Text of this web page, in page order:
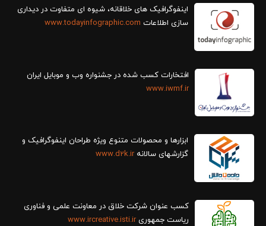
سازی اطلاعات www.todayinfographic.com
افتخارات کسب شده در جشنواره وب و موبایل ایران
www.iwmf.ir
ابزارها و محصولات متنوع ویژه طراحان اینفوگرافیک و
گزارش‎های سالانه
www.d2k.ir
کسب عنوان شرکت خلاق در معاونت علمی و فناوری
ریاست جمهوریwww.ircreative.isti.ir